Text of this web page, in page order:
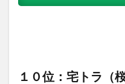
１０位：宅トラ（